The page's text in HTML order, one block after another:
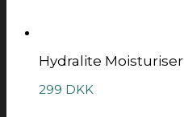
Hydralite Moisturiser
299 DKK